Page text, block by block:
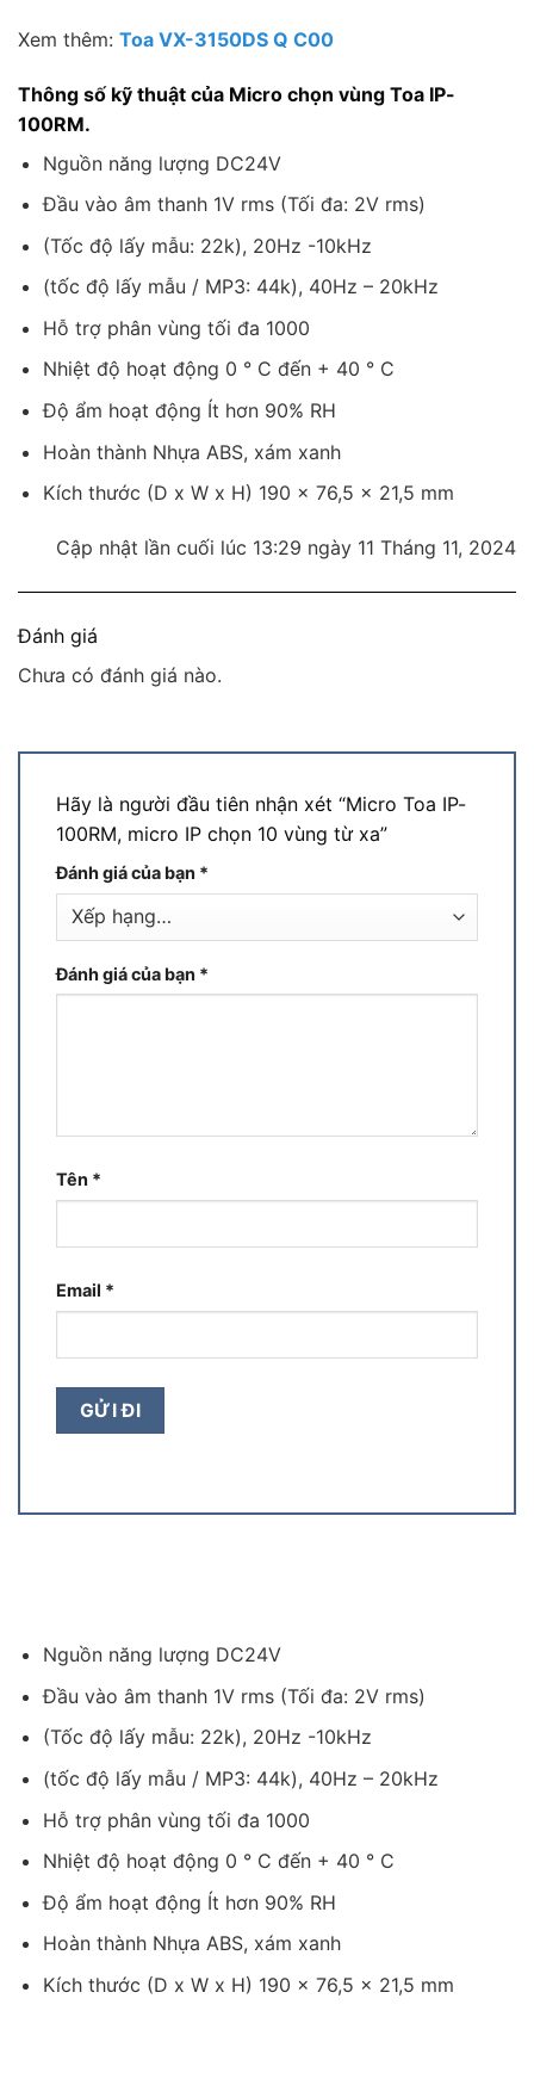
Xem thêm: Toa VX-3150DS Q C00
Thông số kỹ thuật của Micro chọn vùng Toa IP-
100RM.
Nguồn năng lượng DC24V
Đầu vào âm thanh 1V rms (Tối đa: 2V rms)
(Tốc độ lấy mẫu: 22k), 20Hz -10kHz
(tốc độ lấy mẫu / MP3: 44k), 40Hz – 20kHz
Hỗ trợ phân vùng tối đa 1000
Nhiệt độ hoạt động 0 ° C đến + 40 ° C
Độ ẩm hoạt động Ít hơn 90% RH
Hoàn thành Nhựa ABS, xám xanh
Kích thước (D x W x H) 190 x 76,5 x 21,5 mm
Cập nhật lần cuối lúc 13:29 ngày 11 Tháng 11, 2024
Đánh giá
Chưa có đánh giá nào.
Hãy là người đầu tiên nhận xét “Micro Toa IP-
100RM, micro IP chọn 10 vùng từ xa”
Đánh giá của bạn *
Đánh giá của bạn *
Tên *
Email *
Nguồn năng lượng DC24V
Đầu vào âm thanh 1V rms (Tối đa: 2V rms)
(Tốc độ lấy mẫu: 22k), 20Hz -10kHz
(tốc độ lấy mẫu / MP3: 44k), 40Hz – 20kHz
Hỗ trợ phân vùng tối đa 1000
Nhiệt độ hoạt động 0 ° C đến + 40 ° C
Độ ẩm hoạt động Ít hơn 90% RH
Hoàn thành Nhựa ABS, xám xanh
Kích thước (D x W x H) 190 x 76,5 x 21,5 mm